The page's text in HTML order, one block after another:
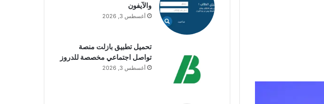
والآيفون
أغسطس 3, 2026
تحميل تطبيق بازلت منصة
تواصل اجتماعي مخصصة للدروز
أغسطس 3, 2026